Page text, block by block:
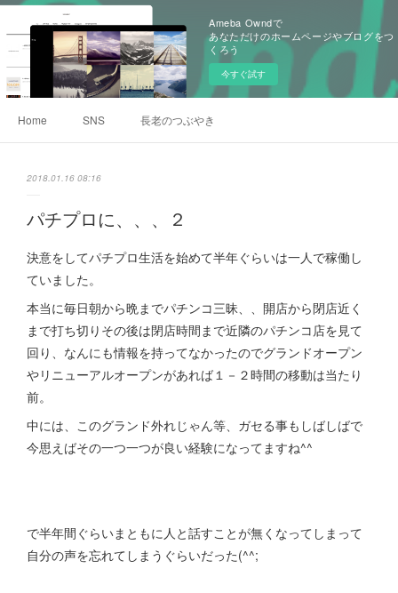
Ameba Owndで
あなただけのホームページやブログをつ
くろう
今すぐ試す
Home SNS 長老のつぶやき
2018.01.16 08:16
パチプロに、、、２
決意をしてパチプロ生活を始めて半年ぐらいは一人で稼働し
ていました。
本当に毎日朝から晩までパチンコ三昧、、開店から閉店近く
まで打ち切りその後は閉店時間まで近隣のパチンコ店を見て
回り、なんにも情報を持ってなかったのでグランドオープン
やリニューアルオープンがあれば１－２時間の移動は当たり
前。
中には、このグランド外れじゃん等、ガセる事もしばしばで
今思えばその一つ一つが良い経験になってますね^^
で半年間ぐらいまともに人と話すことが無くなってしまって
自分の声を忘れてしまうぐらいだった(^^;